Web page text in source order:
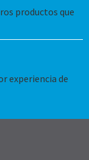
productos que
experiencia de